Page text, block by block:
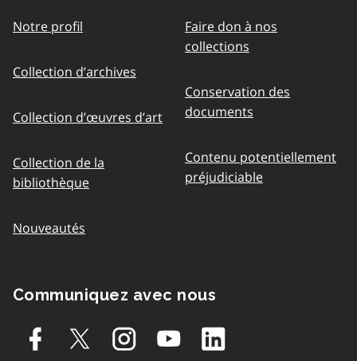
Notre profil
Collection d’archives
Collection d’œuvres d’art
Collection de la
bibliothèque
Nouveautés
Faire don à nos
collections
Conservation des
documents
Contenu potentiellement
préjudiciable
Communiquez avec nous